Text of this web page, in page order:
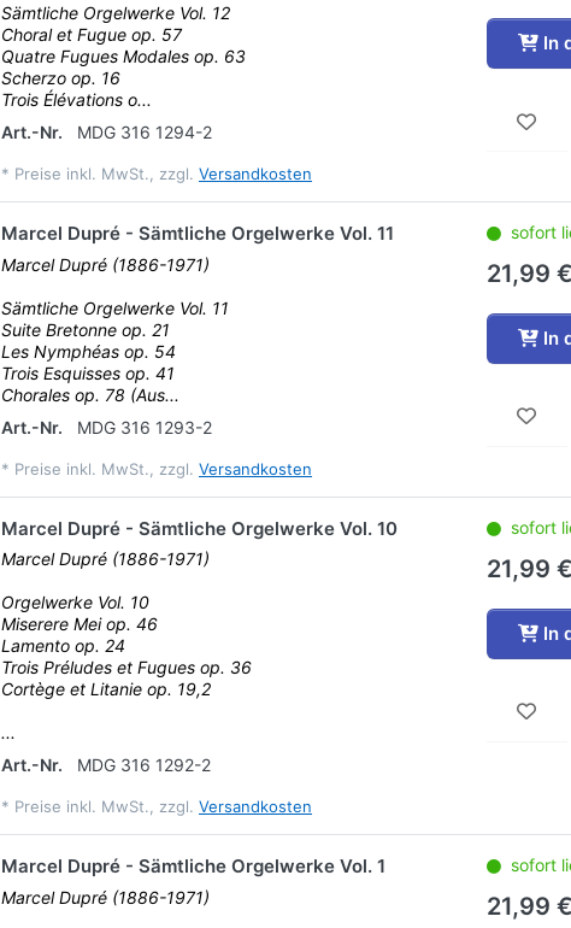
Sämtliche Orgelwerke Vol. 12
Choral et Fugue op. 57
Quatre Fugues Modales op. 63
Scherzo op. 16
Trois Élévations o...
Art.-Nr.
MDG 316 1294-2
* Preise inkl. MwSt., zzgl. Versandkosten
In
Marcel Dupré - Sämtliche Orgelwerke Vol. 11
Marcel Dupré (1886-1971)
Sämtliche Orgelwerke Vol. 11
Suite Bretonne op. 21
Les Nymphéas op. 54
Trois Esquisses op. 41
Chorales op. 78 (Aus...
Art.-Nr.
MDG 316 1293-2
* Preise inkl. MwSt., zzgl. Versandkosten
sofort
21,99
In
Marcel Dupré - Sämtliche Orgelwerke Vol. 10
Marcel Dupré (1886-1971)
Orgelwerke Vol. 10
Miserere Mei op. 46
Lamento op. 24
Trois Préludes et Fugues op. 36
Cortège et Litanie op. 19,2
...
Art.-Nr.
MDG 316 1292-2
* Preise inkl. MwSt., zzgl. Versandkosten
sofort
21,99
In
Marcel Dupré - Sämtliche Orgelwerke Vol. 1
Marcel Dupré (1886-1971)
sofort
21,99